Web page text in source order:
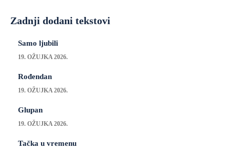
Zadnji dodani tekstovi
Samo ljubili
19. OŽUJKA 2026.
Rođendan
19. OŽUJKA 2026.
Glupan
19. OŽUJKA 2026.
Tačka u vremenu